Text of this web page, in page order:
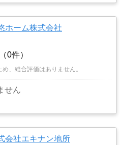
ホーム株式会社
0件）
、総合評価はありません。
せん
会社エキナン地所